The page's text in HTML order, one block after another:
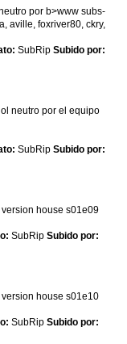
por b>www subs-
aville, foxriver80, ckry,
SubRip Subido por:
neutro por el equipo
SubRip Subido por:
house s01e09
SubRip Subido por:
house s01e10
SubRip Subido por: